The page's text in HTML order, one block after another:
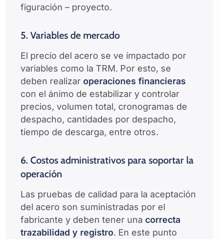
figuración – proyecto.
5. Variables de mercado
El precio del acero se ve impactado por
variables como la TRM. Por esto, se
deben realizar operaciones financieras
con el ánimo de estabilizar y controlar
precios, volumen total, cronogramas de
despacho, cantidades por despacho,
tiempo de descarga, entre otros.
6. Costos administrativos para soportar la
operación
Las pruebas de calidad para la aceptación
del acero son suministradas por el
fabricante y deben tener una correcta
trazabilidad y registro. En este punto